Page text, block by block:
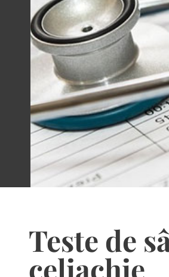
Teste de
celiachie